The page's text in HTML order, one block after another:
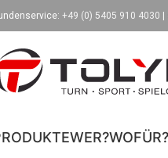
+49 (0) 5405 910 4030
WER?WOFÜR?